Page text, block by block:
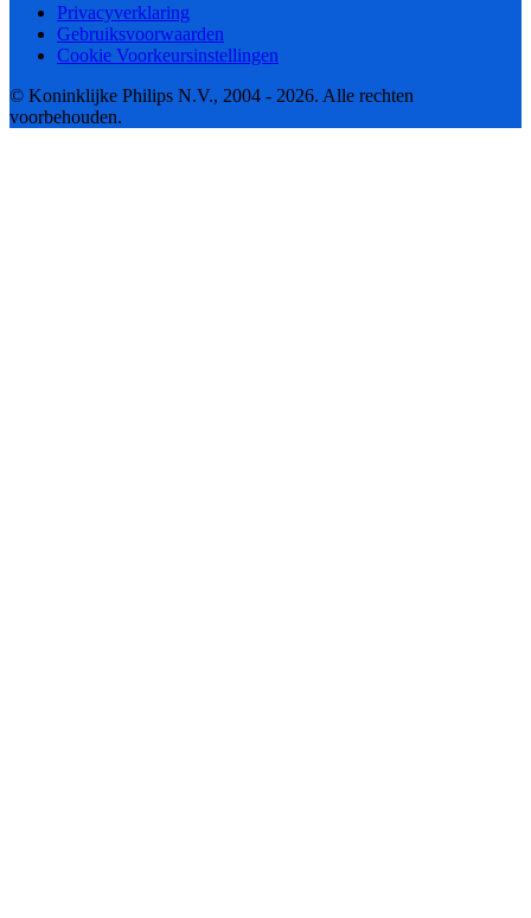
Privacyverklaring
Gebruiksvoorwaarden
Cookie Voorkeursinstellingen
© Koninklijke Philips N.V., 2004 - 2026. Alle rechten
voorbehouden.